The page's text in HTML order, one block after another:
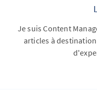
Je suis Content
articles à